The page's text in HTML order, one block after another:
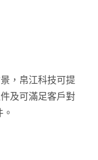
，帛江科技可提
及可滿足客戶對